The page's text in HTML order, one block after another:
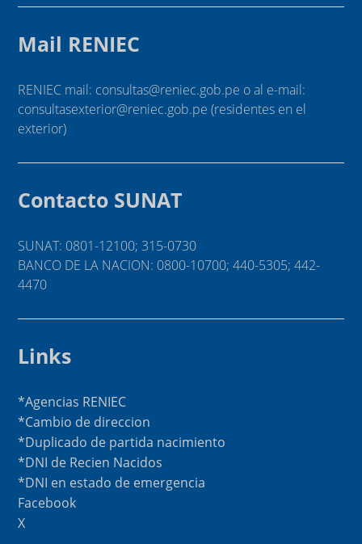
Mail RENIEC
RENIEC mail: consultas@reniec.gob.pe o al e-mail:
consultasexterior@reniec.gob.pe (residentes en el
exterior)
Contacto SUNAT
SUNAT: 0801-12100; 315-0730
BANCO DE LA NACION: 0800-10700; 440-5305; 442-
4470
Links
*Agencias RENIEC
*Cambio de direccion
*Duplicado de partida nacimiento
*DNI de Recien Nacidos
*DNI en estado de emergencia
Facebook
X